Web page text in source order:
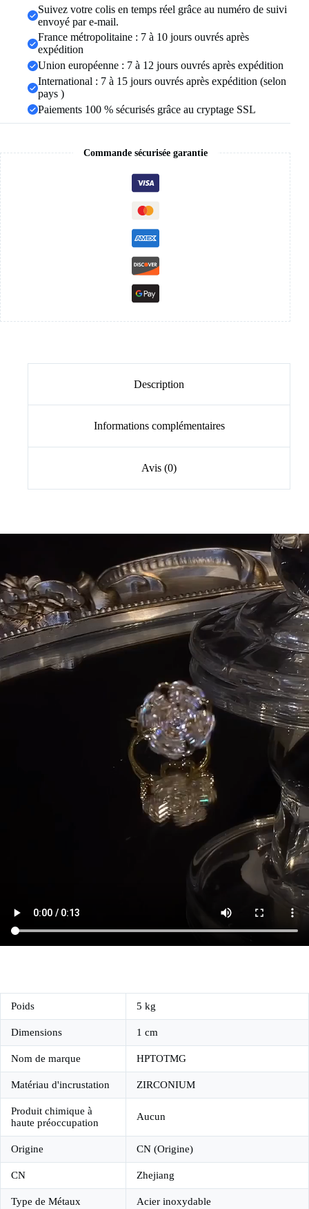
inoxydable,
esthétiques
Suivez votre colis en temps réel grâce au numéro de suivi
envoyé par e-mail.
France métropolitaine : 7 à 10 jours ouvrés après
expédition
Union européenne : 7 à 12 jours ouvrés après expédition
International : 7 à 15 jours ouvrés après expédition (selon
pays )
Paiements 100 % sécurisés grâce au cryptage SSL
Commande sécurisée garantie
Description
Informations complémentaires
Avis (0)
Poids 5 kg
Dimensions 1 cm
Nom de marque HPTOTMG
Matériau d'incrustation ZIRCONIUM
Produit chimique à
haute préoccupation
Aucun
Origine CN (Origine)
CN Zhejiang
Type de Métaux Acier inoxydable